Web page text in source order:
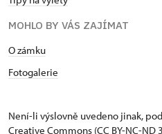
MOHLO BY VÁS ZAJÍMAT
O zámku
Fotogalerie
Není-li výslovně uvedeno jinak,
Creative Commons (CC BY-NC-ND